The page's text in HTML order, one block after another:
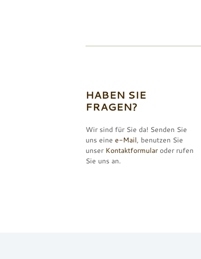
HABEN SIE
FRAGEN?
Wir sind für Sie da! Senden Sie
uns eine e-Mail, benutzen Sie
unser Kontaktformularoder rufen
Sie uns an.